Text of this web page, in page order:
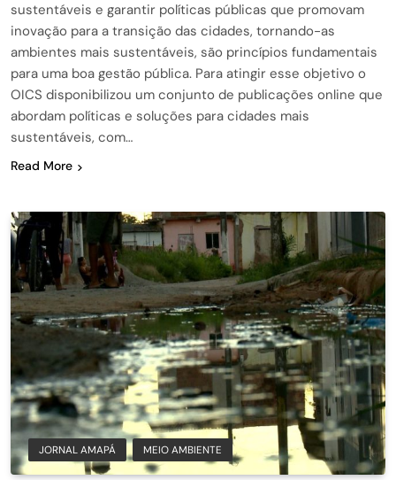
sustentáveis e garantir políticas públicas que promovam
inovação para a transição das cidades, tornando-as
ambientes mais sustentáveis, são princípios fundamentais
para uma boa gestão pública. Para atingir esse objetivo o
OICS disponibilizou um conjunto de publicações online que
abordam políticas e soluções para cidades mais
sustentáveis, com…
Read More
JORNAL AMAPÁ MEIO AMBIENTE